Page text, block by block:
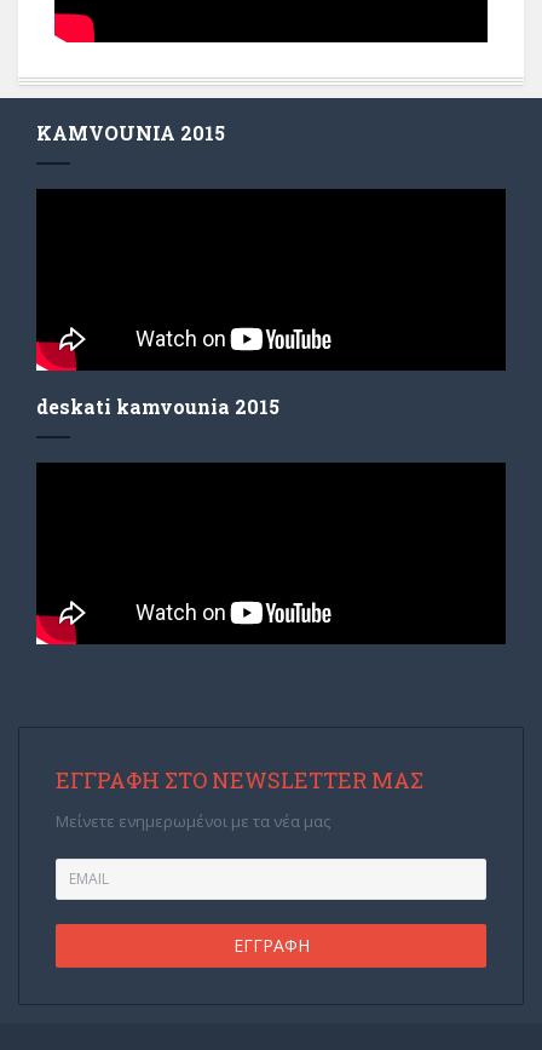
KAMVOUNIA 2015
deskati kamvounia 2015
ΕΓΓΡΑΦΉ ΣΤΟ NEWSLETTER ΜΑΣ
Μείνετε ενημερωμένοι με τα νέα μας